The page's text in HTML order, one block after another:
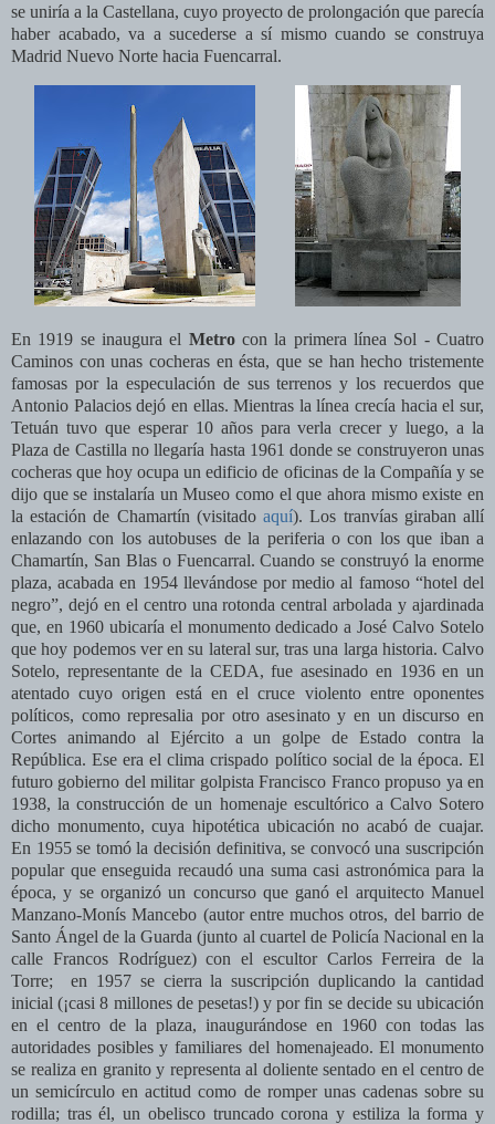
se uniría a la Castellana, cuyo proyecto de prolongación que parecía
haber acabado, va a sucederse a sí mismo cuando se construya
Madrid Nuevo Norte hacia Fuencarral.
En 1919 se inaugura el Metrocon la primera línea Sol - Cuatro
Caminos con unas cocheras en ésta, que se han hecho tristemente
famosas por la especulación de sus terrenos y los recuerdos que
Antonio Palacios dejó en ellas. Mientras la línea crecía hacia el sur,
Tetuán tuvo que esperar 10 años para verla crecer y luego, a la
Plaza de Castilla no llegaría hasta 1961 donde se construyeron unas
cocheras que hoy ocupa un edificio de oficinas de la Compañía y se
dijo que se instalaría un Museo como el que ahora mismo existe en
la estación de Chamartín (visitadoaquí). Los tranvías giraban allí
enlazando con los autobuses de la periferia o con los que iban a
Chamartín, San Blas o Fuencarral. Cuando se construyó la enorme
plaza, acabada en 1954 llevándose por medio al famoso “hotel del
negro”, dejó en el centro una rotonda central arbolada y ajardinada
que, en 1960 ubicaría el monumento dedicado a José Calvo Sotelo
que hoy podemos ver en su lateral sur, tras una larga historia. Calvo
Sotelo, representante de la CEDA, fue asesinado en 1936 en un
atentado cuyo origen está en el cruce violento entre oponentes
políticos, como represalia por otro asesinato y en un discurso en
Cortes animando al Ejército a un golpe de Estado contra la
República. Ese era el clima crispado político social de la época. El
futuro gobierno del militar golpista Francisco Franco propuso ya en
1938, la construcción de un homenaje escultórico a Calvo Sotero
dicho monumento, cuya hipotética ubicación no acabó de cuajar.
En 1955 se tomó la decisión definitiva, se convocó una suscripción
popular que enseguida recaudó una suma casi astronómica para la
época, y se organizó un concurso que ganó el arquitecto Manuel
Manzano-Monís Mancebo (autor entre muchos otros, del barrio de
Santo Ángel de la Guarda (junto al cuartel de Policía Nacional en la
calle Francos Rodríguez) con el escultor Carlos Ferreira de la
Torre; en 1957 se cierra la suscripción duplicando la cantidad
inicial (¡casi 8 millones de pesetas!) y por fin se decide su ubicación
en el centro de la plaza, inaugurándose en 1960 con todas las
autoridades posibles y familiares del homenajeado. El monumento
se realiza en granito y representa al doliente sentado en el centro de
un semicírculo en actitud como de romper unas cadenas sobre su
rodilla; tras él, un obelisco truncado corona y estiliza la forma y